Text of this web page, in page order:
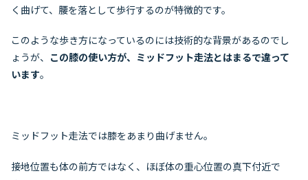
く曲げて、腰を落として歩行するのが特徴的です。
このような歩き方になっているのには技術的な背景があるのでし
ょうが、 この膝の使い方が、ミッドフット走法とはまるで違って
います。
ミッドフット走法では膝をあまり曲げません。
接地位置も体の前方ではなく、ほぼ体の重心位置の真下付近で